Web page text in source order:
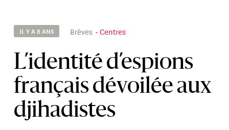
IL Y A 8 ANS Brèves Centres
L’identité d’espions
français dévoilée aux
djihadistes